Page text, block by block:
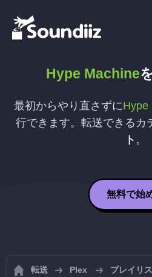
Hype Machine
最初からやり直さずにHype
行できます。転送できるカ
ト 。
無料で始
転送 Plex プレイリ